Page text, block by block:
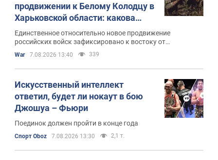
продвижении к Белому Колодцу в
Харьковской области: какова
ситуация на самом деле
Единственное относительно новое продвижение
российских войск зафиксировано к востоку от
War 7.08.2026 13:40 339
Искусственный интеллект
ответил, будет ли нокаут в бою
Джошуа – Фьюри
Поединок должен пройти в конце года
Спорт Oboz 7.08.2026 13:30 2,1 т.